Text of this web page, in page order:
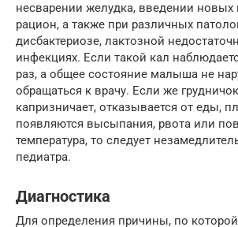
несварении желудка, введении новых
рацион, а также при различных
дисбактериозе, лактозной
инфекциях. Если такой кал
раз, а общее состояние малыша не
обращаться к врачу. Если же
капризничает, отказывается от еды,
появляются высыпания, рвота или
температура, то следует
педиатра.
Диагностика
Для определения причины, по